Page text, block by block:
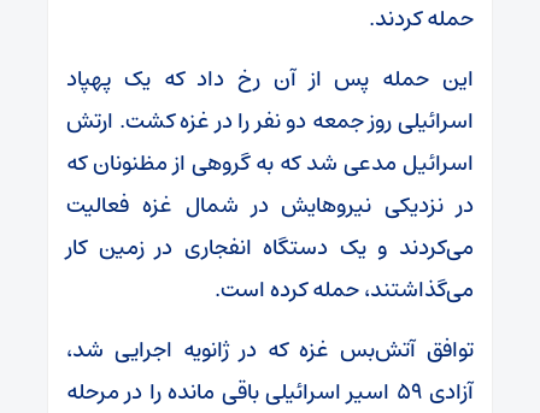
حمله کردند.
این حمله پس از آن رخ داد که یک پهپاد
اسرائیلی روز جمعه دو نفر را در غزه کشت. ارتش
اسرائیل مدعی شد که به گروهی از مظنونان که
در نزدیکی نیروهایش در شمال غزه فعالیت
می‌کردند و یک دستگاه انفجاری در زمین کار
می‌گذاشتند، حمله کرده است.
توافق آتش‌بس غزه که در ژانویه اجرایی شد،
آزادی ۵۹ اسیر اسرائیلی باقی مانده را در مرحله